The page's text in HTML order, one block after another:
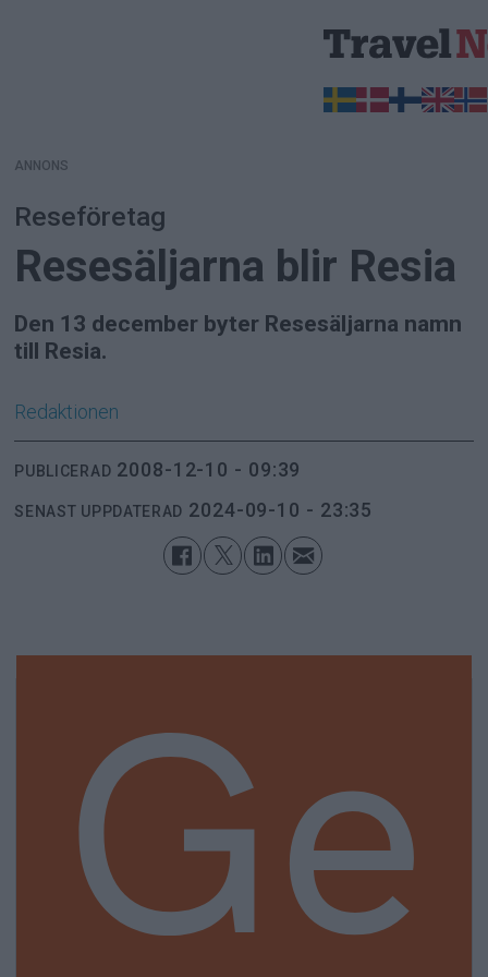
ANNONS
Reseföretag
Resesäljarna blir Resia
Den 13 december byter Resesäljarna namn
till Resia.
Redaktionen
PUBLICERAD 2008-12-10 - 09:39
SENAST UPPDATERAD 2024-09-10 - 23:35
Ge